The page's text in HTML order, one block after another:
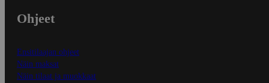
Ohjeet
Ensitilaajan ohjeet
Näin maksat
Näin tilaat ja muokkaat